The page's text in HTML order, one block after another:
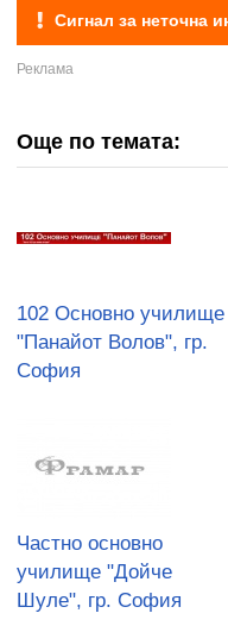
Сигнал за неточна
Още по темата:
102 Основно училище
"Панайот Волов", гр.
София
Частно основно
училище "Дойче
Шуле", гр. София